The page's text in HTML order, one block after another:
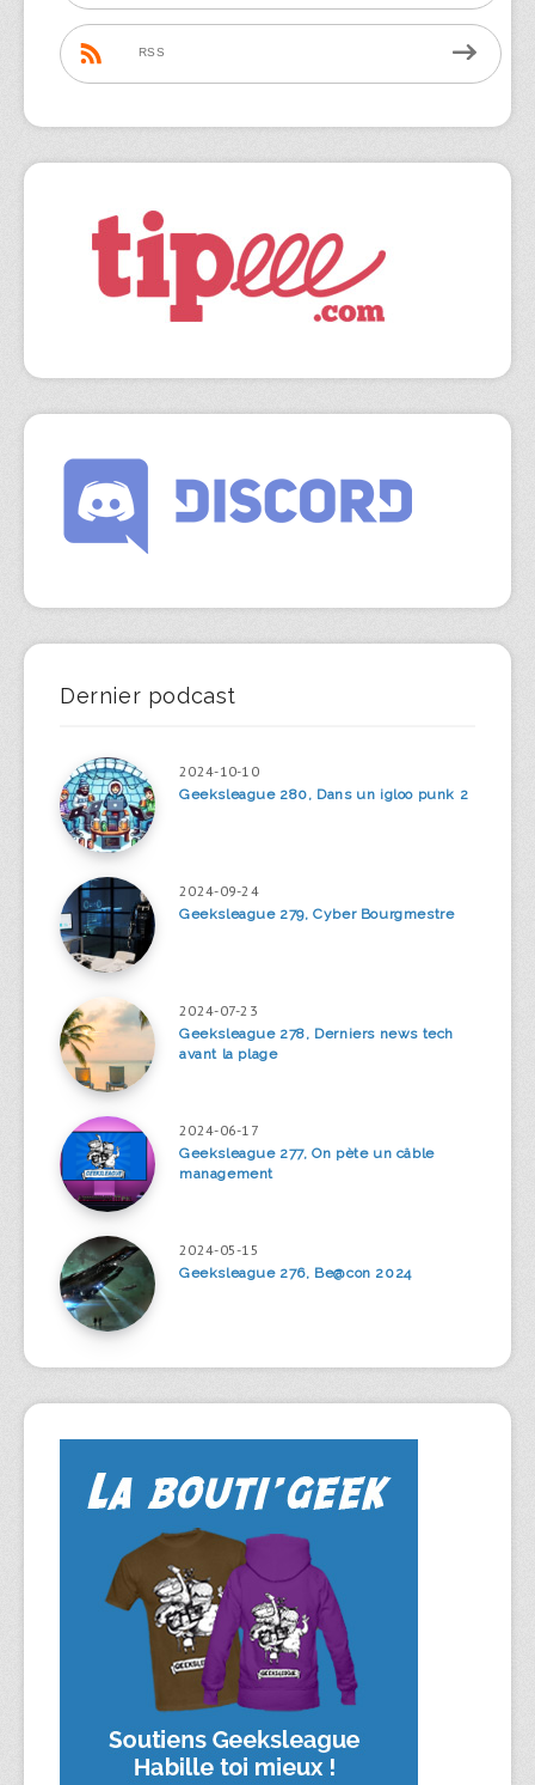
RSS
Dernier podcast
2024-10-10
Geeksleague 280, Dans un igloo punk 2
2024-09-24
Geeksleague 279, Cyber Bourgmestre
2024-07-23
Geeksleague 278, Derniers news tech
avant la plage
2024-06-17
Geeksleague 277, On pète un câble
management
2024-05-15
Geeksleague 276, Be@con 2024